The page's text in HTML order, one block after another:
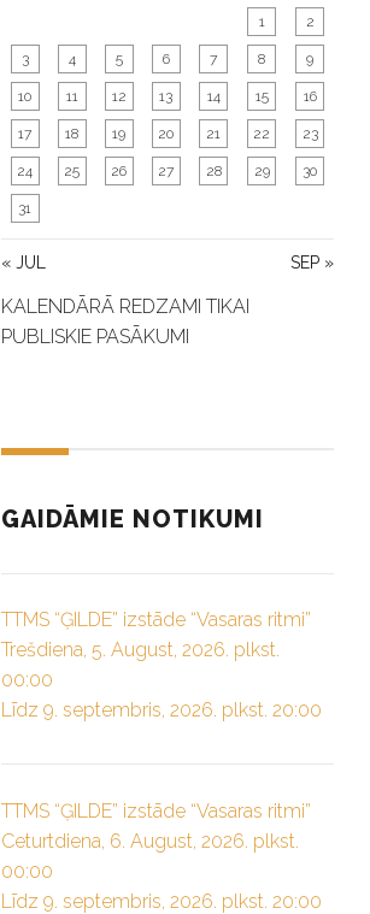
« JUL SEP »
1 2
3 4 5 6 7 8 9
10 11 12 13 14 15 16
17 18 19 20 21 22 23
24 25 26 27 28 29 30
31
KALENDĀRĀ REDZAMI TIKAI
PUBLISKIE PASĀKUMI
GAIDĀMIE NOTIKUMI
TTMS “ĢILDE” izstāde “Vasaras ritmi”
Trešdiena, 5. August, 2026. plkst.
00:00
Līdz 9. septembris, 2026. plkst. 20:00
TTMS “ĢILDE” izstāde “Vasaras ritmi”
Ceturtdiena, 6. August, 2026. plkst.
00:00
Līdz 9. septembris, 2026. plkst. 20:00